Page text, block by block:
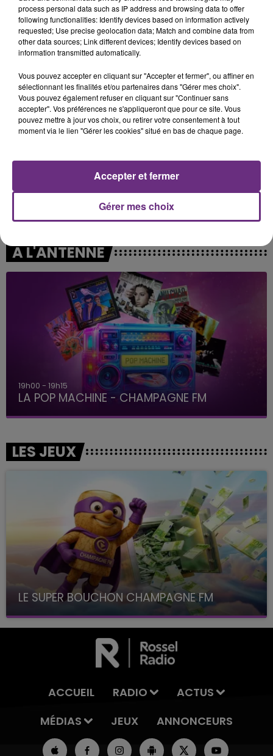
TEDDY SWIMS
Mr Know It All
FRERO DELAVEGA
Sweet Darling
11h24
11h24 11h21
11h21
A L'ANTENNE
19h00 - 19h15
LA POP MACHINE - CHAMPAGNE FM
LES JEUX
LE SUPER BOUCHON CHAMPAGNE FM
avec La Famille Champagne FM, à 8H10
ACCUEIL RADIO
ACTUS
MÉDIAS
JEUX ANNONCEURS
process personal data such as IP address and browsing data to offer
following functionalities: Identify devices based on information actively
requested; Use precise geolocation data; Match and combine data from
other data sources; Link different devices; Identify devices based on
information transmitted automatically.
Vous pouvez accepter en cliquant sur "Accepter et fermer", ou affiner en
sélectionnant les finalités et/ou partenaires dans "Gérer mes choix".
Vous pouvez également refuser en cliquant sur "Continuer sans
accepter". Vos préférences ne s'appliqueront que pour ce site. Vous
pouvez mettre à jour vos choix, ou retirer votre consentement à tout
moment via le lien "Gérer les cookies" situé en bas de chaque page.
Gérer mes choix
Accepter et fermer